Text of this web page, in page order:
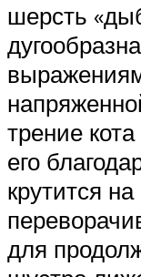
шерсть
трение
его
крутится
для